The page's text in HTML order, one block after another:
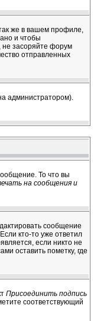
же в вашем профиле,
и чтобы
не засоряйте форум
отправленных
администратором).
То что вы
на сообщения и
сообщение
кто-то уже ответил
если никто не
оставить пометку, где
Присоединить подпись
соответствующий